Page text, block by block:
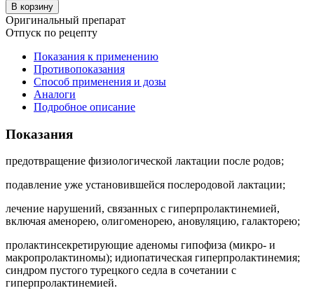
В корзину
Оригинальный препарат
Отпуск по рецепту
Показания к применению
Противопоказания
Способ применения и дозы
Аналоги
Подробное описание
Показания
предотвращение физиологической лактации после родов;
подавление уже установившейся послеродовой лактации;
лечение нарушений, связанных с гиперпролактинемией,
включая аменорею, олигоменорею, ановуляцию, галакторею;
пролактинсекретирующие аденомы гипофиза (микро- и
макропролактиномы); идиопатическая гиперпролактинемия;
синдром пустого турецкого седла в сочетании с
гиперпролактинемией.